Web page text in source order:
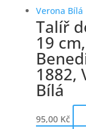
Talíř
19
1882,
Bílá
95,00 Kč